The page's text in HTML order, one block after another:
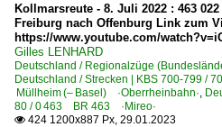
Kollmarsreute - 8. Juli 2022 : 463
Freiburg nach Offenburg Link zum
https://www.youtube.com/
Gilles LENHARD
Deutschland / Regionalzüge
Deutschland / Strecken | KBS 700-799 /
Müllheim (– Basel) ·Oberrheinbahn·
80 / 0 463 BR 463 ·Mireo·
 424 1200x887 Px, 29.01.2023